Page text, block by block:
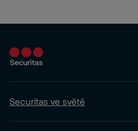
Securitas ve světě